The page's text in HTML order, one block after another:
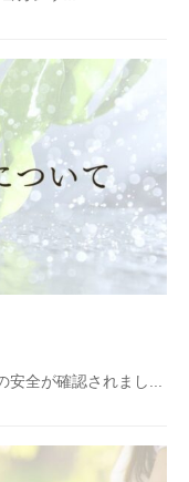
全が確認されまし...